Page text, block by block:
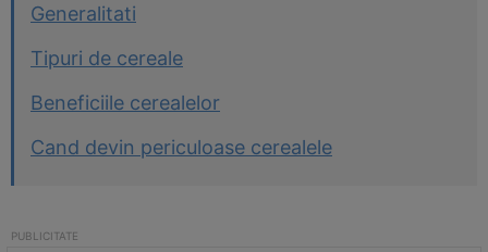
Generalitati
Tipuri de cereale
Beneficiile cerealelor
Cand devin periculoase cerealele